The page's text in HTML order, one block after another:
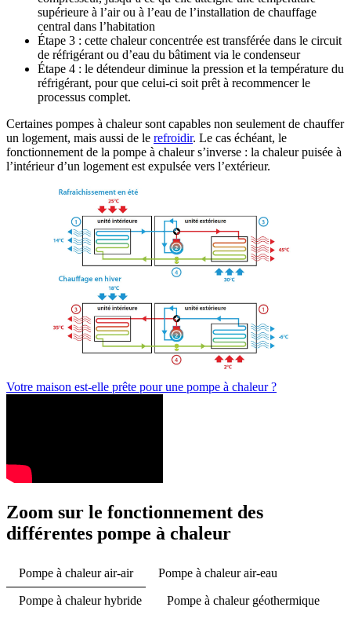
supérieure à l’air ou à l’eau de l’installation de chauffage
central dans l’habitation
Étape 3 : cette chaleur concentrée est transférée dans le circuit
de réfrigérant ou d’eau du bâtiment via le condenseur
Étape 4 : le détendeur diminue la pression et la température du
réfrigérant, pour que celui-ci soit prêt à recommencer le
processus complet.
Certaines pompes à chaleur sont capables non seulement de chauffer
un logement, mais aussi de le refroidir. Le cas échéant, le
fonctionnement de la pompe à chaleur s’inverse : la chaleur puisée à
l’intérieur d’un logement est expulsée vers l’extérieur.
Votre maison est-elle prête pour une pompe à chaleur ?
Zoom sur le fonctionnement des
différentes pompe à chaleur
Pompe à chaleur air-air Pompe à chaleur air-eau
Pompe à chaleur hybride Pompe à chaleur géothermique